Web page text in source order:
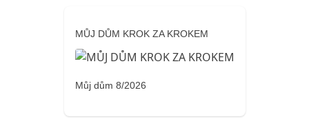
MŮJ DŮM KROK ZA KROKEM
Můj dům 8/2026